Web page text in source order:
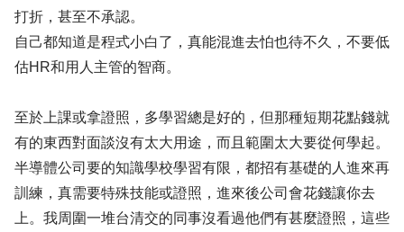
打折，甚至不承認。
自己都知道是程式小白了，真能混進去怕也待不久，不要低
估HR和用人主管的智商。
至於上課或拿證照，多學習總是好的，但那種短期花點錢就
有的東西對面談沒有太大用途，而且範圍太大要從何學起。
半導體公司要的知識學校學習有限，都招有基礎的人進來再
訓練，真需要特殊技能或證照，進來後公司會花錢讓你去
上。我周圍一堆台清交的同事沒看過他們有甚麼證照，這些